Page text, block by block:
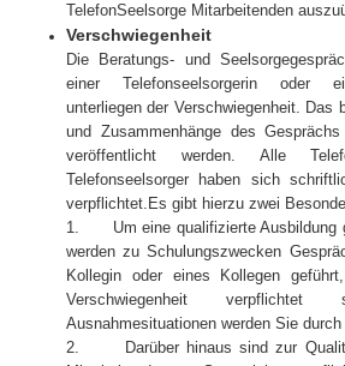
TelefonSeelsorge Mitarbeitenden
Verschwiegenheit
Die Beratungs- und
einer Telefonseelsorgerin oder
unterliegen der Verschwiegenheit. Das
und Zusammenhänge des
veröffentlicht werden. Alle
Telefonseelsorger haben sich
verpflichtet. Es gibt hierzu zwei
1.
Um eine qualifizierte Ausbildung
werden zu Schulungszwecken
Kollegin oder eines Kollegen
Verschwiegenheit
Ausnahmesituationen werden Sie
2.
Darüber hinaus sind zur